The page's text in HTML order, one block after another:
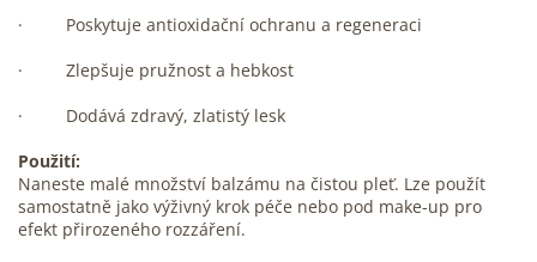
· Poskytuje antioxidační ochranu a regeneraci
· Zlepšuje pružnost a hebkost
· Dodává zdravý, zlatistý lesk
Použití:
Naneste malé množství balzámu na čistou pleť. Lze použít
samostatně jako výživný krok péče nebo pod make-up pro
efekt přirozeného rozzáření.